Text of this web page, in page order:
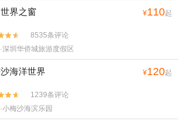
界之窗 ¥110起
8535条评论
深圳华侨城旅游度假区
海洋世界 ¥120起
1239条评论
小梅沙海滨乐园